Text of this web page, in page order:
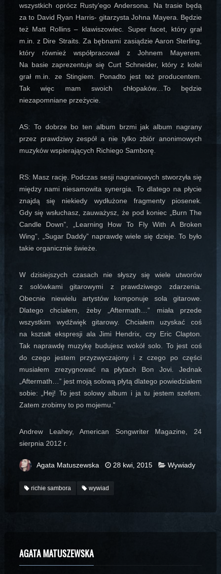
wszystkich oprócz Rusty’ego Andersona. Na trasie będą
za to David Ryan Harris- gitarzysta Johna Mayera. Będzie
też Matt Rollins – klawiszowiec. Super facet, który grał
m.in. z Dire Straits. Za bębnami zasiądzie Aaron Sterling,
który również współpracował z Johnem Mayerem.
Na basie zaprezentuje się Curt Schneider, który z kolei
grał m.in. ze Stingiem. Ponadto jest też producentem.
Tak więc mam swoich chłopaków…To będzie
niezapomniane przeżycie.
AS: To dobrze bo ten album brzmi jak album nagrany
przez prawdziwy zespół a nie tylko zbiór anonimowych
muzyków wspierających Richiego Samborę.
RS: Masz rację. Podczas sesji nagraniowych stworzyła się
między nami niesamowita synergia. To dlatego na płycie
znajdą się niekiedy wydłużone fragmenty piosenek.
Gdy się wsłuchasz, zauważysz, że pod koniec „Burn The
Candle Down”, „Learning How To Fly With A Broken
Wing”, „Sugar Daddy” naprawdę wiele się dzieje. To było
takie organicznie świeże.
W dzisiejszych czasach nie słyszy się wiele utworów
z solówkami gitarowymi z prawdziwego zdarzenia.
Obecnie niewielu artystów komponuje sola gitarowe.
Dlatego chciałem, żeby „Aftermath…” miała przede
wszystkim wydźwięk gitarowy. Chciałem uzyskać coś
na kształt ekspresji ala Jimi Hendrix, czy Eric Clapton.
Tak naprawdę muzykę budujesz wokół solo. To jest coś
do czego jestem przyzwyczajony i z czego po części
musiałem zrezygnować na płytach Bon Jovi. Jednak
„Aftermath…” jest moją solową płytą dlatego powiedziałem
sobie: „Hej! To jest solowy album i ja tu jestem szefem.
Zatem zrobimy to po mojemu.”
Andrew Leahey, American Songwriter Magazine, 24
sierpnia 2012 r.
Agata Matuszewska 28 kwi, 2015 Wywiady
richie sambora wywiad
AGATA MATUSZEWSKA